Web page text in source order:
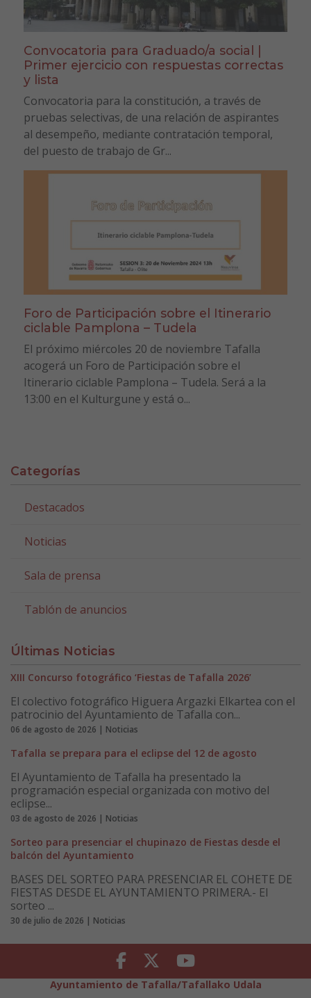
Convocatoria para Graduado/a social |
Primer ejercicio con respuestas correctas
y lista
Convocatoria para la constitución, a través de
pruebas selectivas, de una relación de aspirantes
al desempeño, mediante contratación temporal,
del puesto de trabajo de Gr...
Foro de Participación sobre el Itinerario
ciclable Pamplona – Tudela
El próximo miércoles 20 de noviembre Tafalla
acogerá un Foro de Participación sobre el
Itinerario ciclable Pamplona – Tudela. Será a la
13:00 en el Kulturgune y está o...
Categorías
Destacados
Noticias
Sala de prensa
Tablón de anuncios
Últimas Noticias
XIII Concurso fotográfico ‘Fiestas de Tafalla 2026’
El colectivo fotográfico Higuera Argazki Elkartea con el
patrocinio del Ayuntamiento de Tafalla con...
06 de agosto de 2026 | Noticias
Tafalla se prepara para el eclipse del 12 de agosto
El Ayuntamiento de Tafalla ha presentado la
programación especial organizada con motivo del
eclipse...
03 de agosto de 2026 | Noticias
Sorteo para presenciar el chupinazo de Fiestas desde el
balcón del Ayuntamiento
BASES DEL SORTEO PARA PRESENCIAR EL COHETE DE
FIESTAS DESDE EL AYUNTAMIENTO PRIMERA.- El
sorteo ...
30 de julio de 2026 | Noticias
Facebook Twitter Youtube
Ayuntamiento de Tafalla/Tafallako Udala